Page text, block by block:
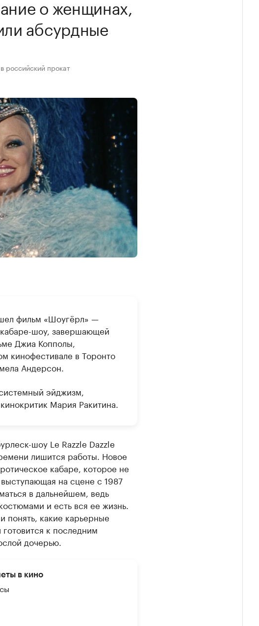
о женщинах,
абсурдные
прокат
фильм «Шоугёрл» —
шоу, завершающей
Джиа Копполы,
кинофестивале в Торонто
Андерсон.
эйджизм,
Мария Ракитина.
шоу Le Razzle Dazzle
лишится работы. Новое
кабаре, которое не
на сцене с 1987
в дальнейшем, ведь
и есть вся ее жизнь.
понять, какие карьерные
к последним
дочерью.
в кино